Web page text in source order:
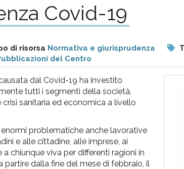
Covid-19
di risorsa Normativa e giurisprudenza
del Centro
dal Covid-19 ha investito
tutti i segmenti della società,
sanitaria ed economica a livello
enormi problematiche anche lavorative
e alle cittadine, alle imprese, ai
a chiunque viva per differenti ragioni in
partire dalla fine del mese di febbraio, il